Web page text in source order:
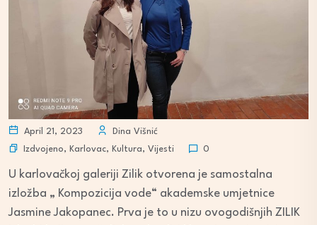
April 21, 2023
Dina Višnić
Izdvojeno, Karlovac, Kultura, Vijesti 0
U karlovačkoj galeriji Zilik otvorena je samostalna
izložba „ Kompozicija vode“ akademske umjetnice
Jasmine Jakopanec. Prva je to u nizu ovogodišnjih ZILIK